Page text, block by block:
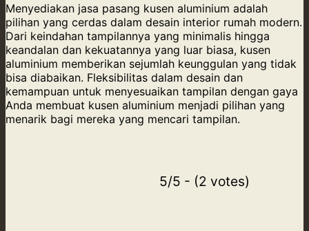
Menyediakan jasa pasang kusen aluminium adalah
pilihan yang cerdas dalam desain interior rumah modern.
Dari keindahan tampilannya yang minimalis hingga
keandalan dan kekuatannya yang luar biasa, kusen
aluminium memberikan sejumlah keunggulan yang tidak
bisa diabaikan. Fleksibilitas dalam desain dan
kemampuan untuk menyesuaikan tampilan dengan gaya
Anda membuat kusen aluminium menjadi pilihan yang
menarik bagi mereka yang mencari tampilan.
5/5 - (2 votes)